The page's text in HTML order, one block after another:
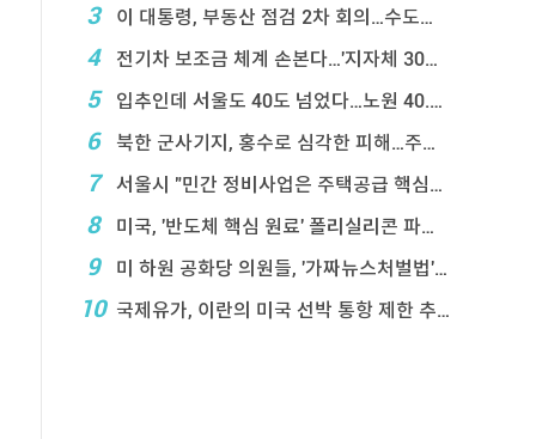
3 이 대통령, 부동산 점검 2차 회의…수도권 공급대책 ...
4 전기차 보조금 체계 손본다…'지자체 30％ 매칭' ...
5 입추인데 서울도 40도 넘었다…노원 40.2도 기록
6 북한 군사기지, 홍수로 심각한 피해…주택 수백채 파괴
7 서울시 "민간 정비사업은 주택공급 핵심&q ...
8 미국, '반도체 핵심 원료' 폴리실리콘 파생상품에 ...
9 미 하원 공화당 의원들, '가짜뉴스처벌법' 항의 서한
10 국제유가, 이란의 미국 선박 통항 제한 추진에 상승